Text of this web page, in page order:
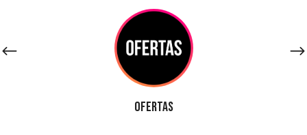
OFERTAS